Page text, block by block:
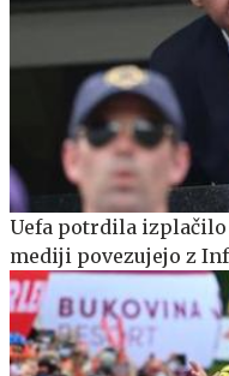
Uefa potrdila
mediji povezujejo z